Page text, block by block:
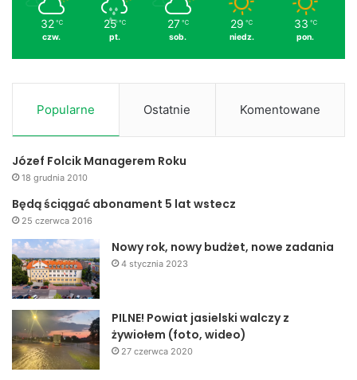
32 ℃
czw.
25 ℃
pt.
27 ℃
sob.
29 ℃
niedz.
33 ℃
pon.
Popularne Ostatnie Komentowane
Józef Folcik Managerem Roku
18 grudnia 2010
Będą ściągać abonament 5 lat wstecz
25 czerwca 2016
Nowy rok, nowy budżet, nowe zadania
4 stycznia 2023
PILNE! Powiat jasielski walczy z
żywiołem (foto, wideo)
27 czerwca 2020